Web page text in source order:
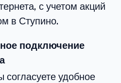
с учетом акций
в Ступино.
подключение
согласуете удобное